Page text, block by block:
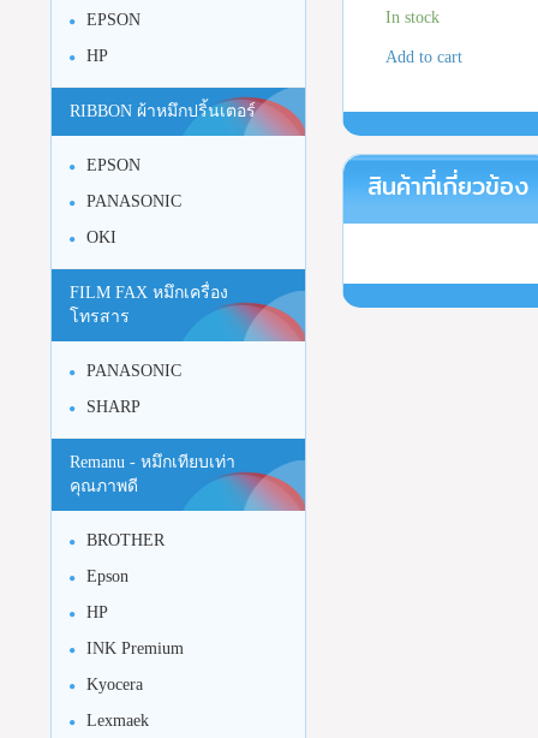
In stock
Add to cart
สินค้าที่เกี่ยวข้อง
EPSON
HP
RIBBON ผ้าหมึกปริ้นเตอร์
EPSON
PANASONIC
OKI
FILM FAX หมึกเครื่อง
โทรสาร
PANASONIC
SHARP
Remanu - หมึกเทียบเท่า
คุณภาพดี
BROTHER
Epson
HP
INK Premium
Kyocera
Lexmaek